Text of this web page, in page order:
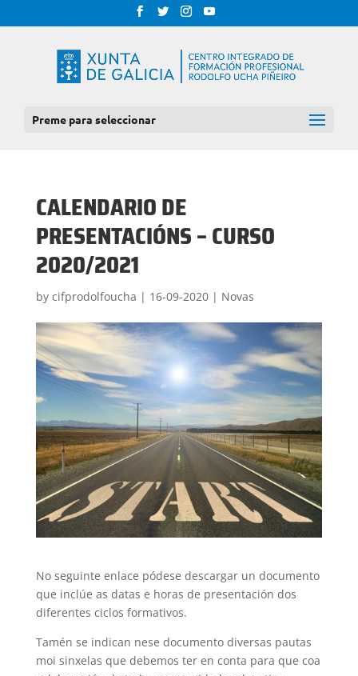
Preme para seleccionar
CALENDARIO DE
PRESENTACIÓNS – CURSO
2020/2021
by cifprodolfoucha | 16-09-2020| Novas
No seguinte enlace pódese descargar un documento
que inclúe as datas e horas de presentación dos
diferentes ciclos formativos.
Tamén se indican nese documento diversas pautas
moi sinxelas que debemos ter en conta para que coa